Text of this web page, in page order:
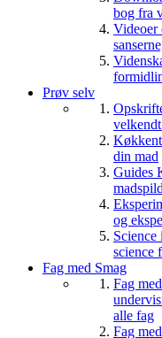
bog fra
Videoer
Prøv selv
din mad
Guides
og
Science
science
Fag med Smag
Fag
alle fag
Fag